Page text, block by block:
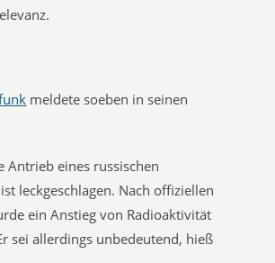
meldete soeben in seinen
Antrieb eines russischen
leckgeschlagen. Nach offiziellen
ein Anstieg von Radioaktivität
sei allerdings unbedeutend, hieß